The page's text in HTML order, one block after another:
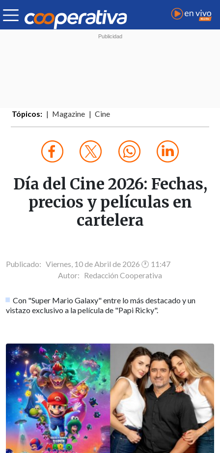
Tópicos: Magazine Cine
Día del Cine 2026: Fechas,
precios y películas en
cartelera
Publicado: Viernes, 10 de Abril de 2026 🕐 11:47
Autor: Redacción Cooperativa
Con "Super Mario Galaxy" entre lo más destacado y un
vistazo exclusivo a la película de "Papi Ricky".